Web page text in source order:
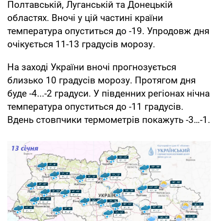
Полтавській, Луганській та Донецькій
областях. Вночі у цій частині країни
температура опуститься до -19. Упродовж дня
очікується 11-13 градусів морозу.
На заході України вночі прогнозується
близько 10 градусів морозу. Протягом дня
буде -4...-2 градуси. У південних регіонах нічна
температура опуститься до -11 градусів.
Вдень стовпчики термометрів покажуть -3…-1.